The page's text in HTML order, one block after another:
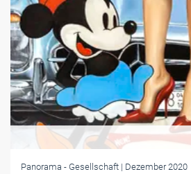
Panorama - Gesellschaft | Dezember 2020